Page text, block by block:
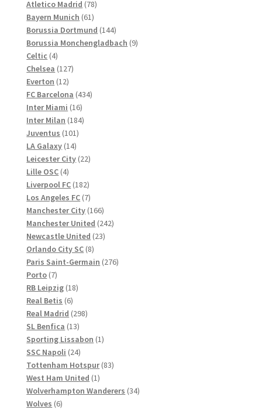
Produkte
Atletico Madrid 7878
Bayern Munich 6161
Produkte
Borussia Dortmund 144144
Produkte
Borussia Monchengladbach 99
Celtic 44
Produkte
Chelsea 127127
Everton 1212
Produkte
FC Barcelona 434434
Inter Miami 1616
Produkte
Inter Milan 184184
Juventus 101101
LA Galaxy 1414
Produkte
Leicester City 2222
Lille OSC 44
Produkte
Liverpool FC 182182
Produkte
Los Angeles FC 77
Produkte
Manchester City 166166
Produkte
Manchester United 242242
Newcastle United 2323
Orlando City SC 88
Produkte
Paris Saint-Germain 276276
Porto 77
Produkte
RB Leipzig 1818
Real Betis 66
Produkte
Real Madrid 298298
SL Benfica 1313
Produkte
Sporting Lissabon 11
SSC Napoli 2424
Produkte
Tottenham Hotspur 8383
West Ham United 11
Produkt
Wolverhampton Wanderers 3434
Wolves 66